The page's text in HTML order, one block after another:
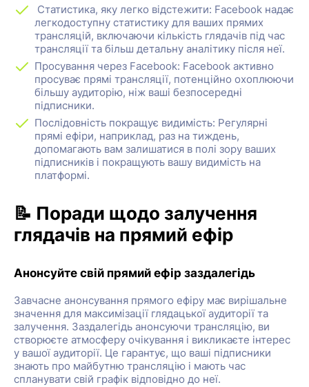
Статистика, яку легко відстежити: Facebook надає
легкодоступну статистику для ваших прямих
трансляцій, включаючи кількість глядачів під час
трансляції та більш детальну аналітику після неї.
Просування через Facebook: Facebook активно
просуває прямі трансляції, потенційно охоплюючи
більшу аудиторію, ніж ваші безпосередні
підписники.
Послідовність покращує видимість: Регулярні
прямі ефіри, наприклад, раз на тиждень,
допомагають вам залишатися в полі зору ваших
підписників і покращують вашу видимість на
платформі.
📝 Поради щодо залучення
глядачів на прямий ефір
Анонсуйте свій прямий ефір заздалегідь
Завчасне анонсування прямого ефіру має вирішальне
значення для максимізації глядацької аудиторії та
залучення. Заздалегідь анонсуючи трансляцію, ви
створюєте атмосферу очікування і викликаєте інтерес
у вашої аудиторії. Це гарантує, що ваші підписники
знають про майбутню трансляцію і мають час
спланувати свій графік відповідно до неї.